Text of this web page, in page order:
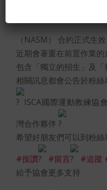
（NASM） 合約正式生
近期會著重在前置作業的
包含「獨立的招生」及「
相關訊息都會公告於粉絲
ISCA國際運動教練協
灣合作夥伴
希望好朋友們可以到粉絲
#按讚
#留言 #追蹤
給予協會更多支持